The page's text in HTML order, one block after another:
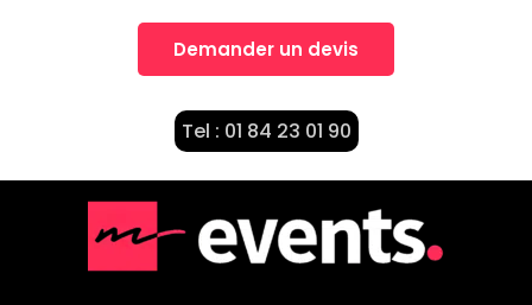
Demander un devis
Tel : 01 84 23 01 90